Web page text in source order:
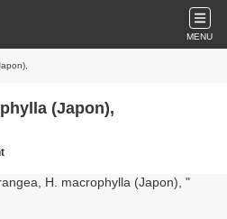
MENU
(Japon),